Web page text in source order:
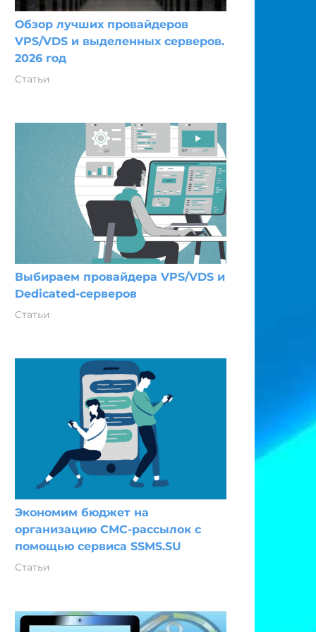
Обзор лучших провайдеров
VPS/VDS и выделенных серверов.
2026 год
Статьи
Выбираем провайдера VPS/VDS и
Dedicated-серверов
Статьи
Экономим бюджет на
организацию СМС-рассылок с
помощью сервиса SSMS.SU
Статьи